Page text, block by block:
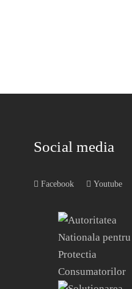
Social media
Facebook Youtube